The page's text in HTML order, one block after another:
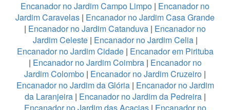
Encanador no Jardim Campo Limpo | Encanador no
Jardim Caravelas | Encanador no Jardim Casa Grande
| Encanador no Jardim Catanduva | Encanador no
Jardim Celeste| Encanador no Jardim Celia|
Encanador no Jardim Cidade| Encanador em Pirituba
| Encanador no Jardim Coimbra| Encanador no
Jardim Colombo | Encanador no Jardim Cruzeiro |
Encanador no Jardim da Glória| Encanador no Jardim
da Laranjeira| Encanador no Jardim da Pedreira|
Encanador no Jardim das Acacias| Encanador no